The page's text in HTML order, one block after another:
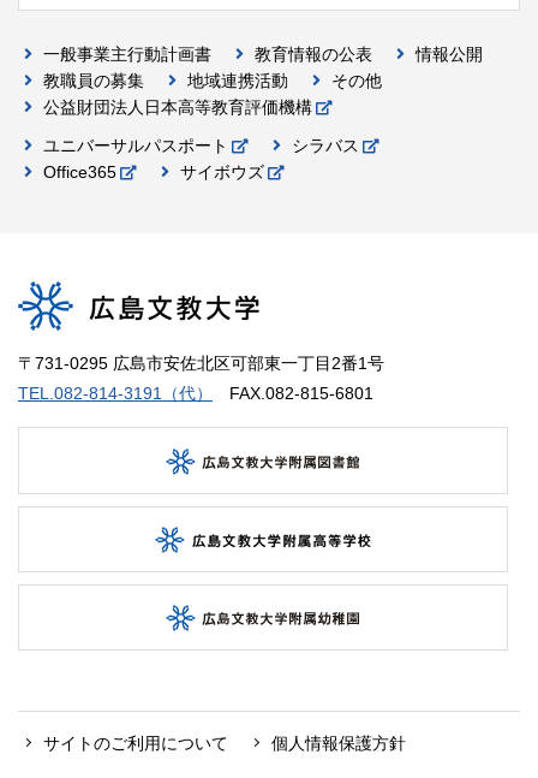
一般事業主行動計画書 教育情報の公表
情報公開
教職員の募集
地域連携活動
その他
公益財団法人日本高等教育評価機構
ユニバーサルパスポート
シラバス
Office365
サイボウズ
〒731-0295 広島市安佐北区可部東一丁目2番1号
TEL.082-814-3191（代）
FAX.082-815-6801
サイトのご利用について 個人情報保護方針